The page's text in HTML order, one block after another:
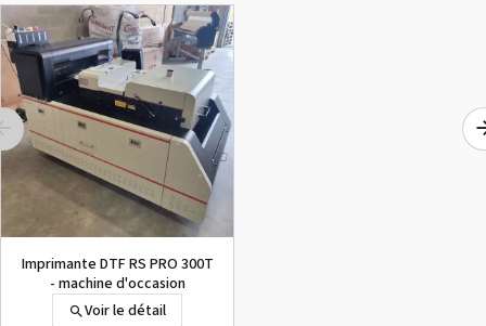
1000015502 PAD,CUTTER
SG-300
Voir le détail
Imprimante DTF RS PRO 300T
- machine d'occasion
Voir le détail